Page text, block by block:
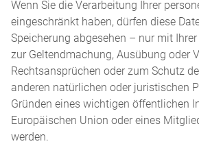
Wenn Sie die Verarbeitung Ihrer
eingeschränkt haben, dürfen diese
Speicherung abgesehen – nur mit
zur Geltendmachung, Ausübung oder
Rechtsansprüchen oder zum Schutz
anderen natürlichen oder juristischen
Gründen eines wichtigen öffentlichen
Europäischen Union oder eines
werden.